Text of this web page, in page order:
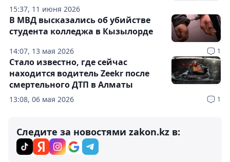
15:37, 11 июня 2026
14:07, 13 мая 2026 1
В МВД высказались об убийстве
студента колледжа в Кызылорде
13:08, 06 мая 2026 1
Стало известно, где сейчас
находится водитель Zeekr после
смертельного ДТП в Алматы
Следите за новостями zakon.kz в: